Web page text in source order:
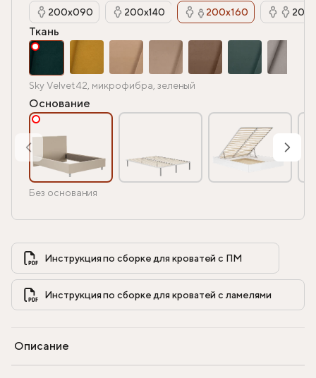
200х090 200х140 200х160
Ткань
Sky Velvet 42, микрофибра, зеленый
Основание
Без основания
Инструкция по сборке для кроватей с ПМ
Описание